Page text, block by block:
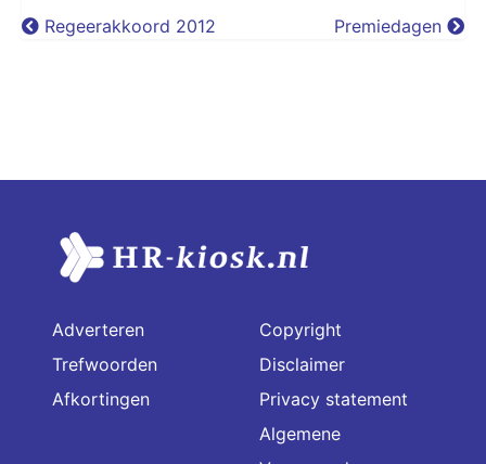
Regeerakkoord 2012 Premiedagen
Adverteren
Trefwoorden
Afkortingen
Copyright
Disclaimer
Privacy statement
Algemene